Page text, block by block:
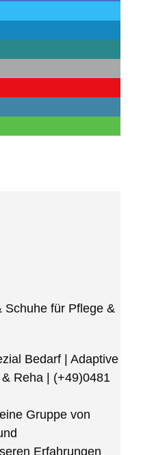
Schuhe für Pflege &
Bedarf | Adaptive
Reha | (+49)0481
Gruppe von
Erfahrungen